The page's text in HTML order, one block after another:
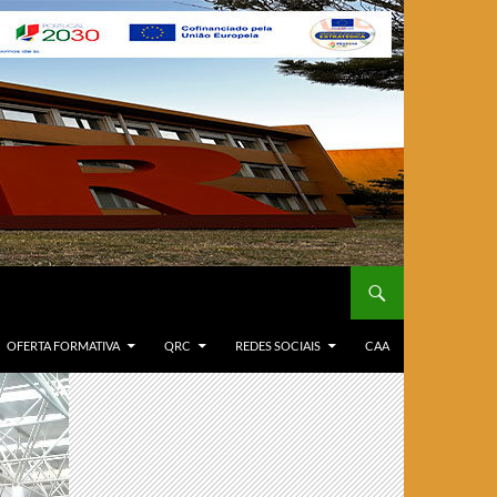
OFERTA FORMATIVA QRC REDES SOCIAIS CAA